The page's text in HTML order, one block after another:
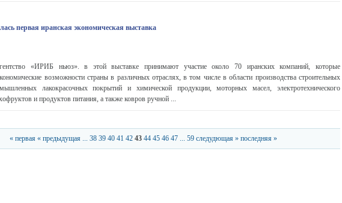
первая иранская экономическая выставка
«ИРИБ ньюз». в этой выставке принимают участие около 70 иранских компаний, которые
возможности страны в различных отраслях, в том числе в области производства строительных
лакокрасочных покрытий и химической продукции, моторных масел, электротехнического
и продуктов питания, а также ковров ручной ...
« первая « предыдущая ... 38 39 40 41 42 43 44 45 46 47 ... 59 следудющая » последняя »